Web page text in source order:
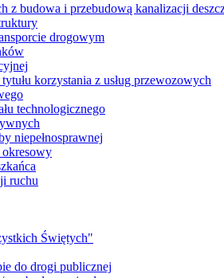
z budowa i przebudową kanalizacji
drogowym
korzystania z usług przewozowych
technologicznego
niepełnosprawnej
ruchu
Świętych"
do drogi publicznej